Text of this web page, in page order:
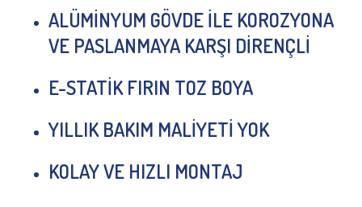
ALÜMİNYUM GÖVDE İLE KOROZYONA
VE PASLANMAYA KARŞI DİRENÇLİ
E-STATİK FIRIN TOZ BOYA
YILLIK BAKIM MALİYETİ YOK
KOLAY VE HIZLI MONTAJ